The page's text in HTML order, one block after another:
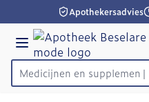
Ga naar de inhoudApothekersadvies
Menu
Product, merk, categorie...
Medici